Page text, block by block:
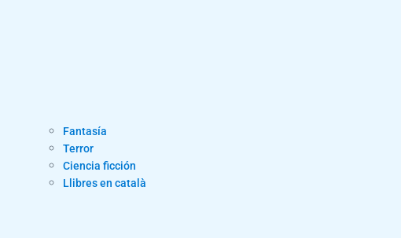
Fantasía
Terror
Ciencia ficción
Llibres en català